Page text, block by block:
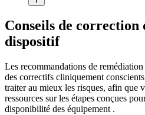
Conseils de correction
dispositif
Les recommandations de
des correctifs cliniquement
traiter au mieux les risques, afin que
ressources sur les étapes conçues
disponibilité des équipement .